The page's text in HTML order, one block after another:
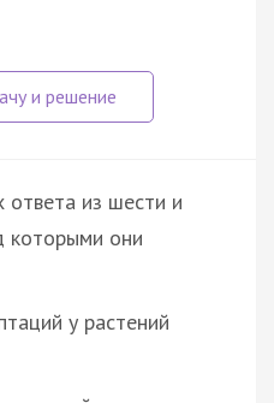
ответа из шести и
которыми они
у растений